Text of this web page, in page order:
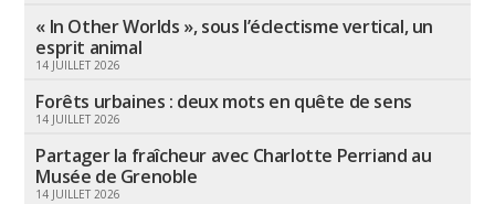
« In Other Worlds », sous l’éclectisme vertical, un
esprit animal
14 JUILLET 2026
Forêts urbaines : deux mots en quête de sens
14 JUILLET 2026
Partager la fraîcheur avec Charlotte Perriand au
Musée de Grenoble
14 JUILLET 2026